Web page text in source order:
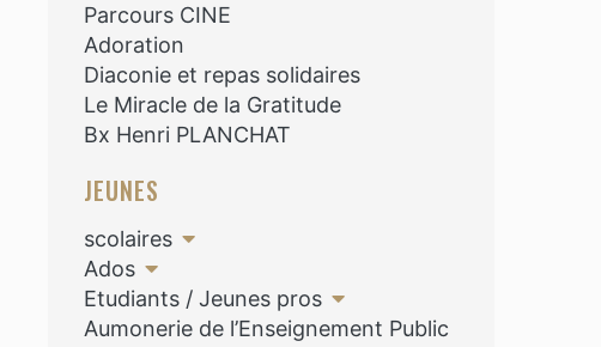
Parcours CINE
Adoration
Diaconie et repas solidaires
Le Miracle de la Gratitude
Bx Henri PLANCHAT
JEUNES
scolaires
Ados
Etudiants / Jeunes pros
Aumonerie de l’Enseignement Public